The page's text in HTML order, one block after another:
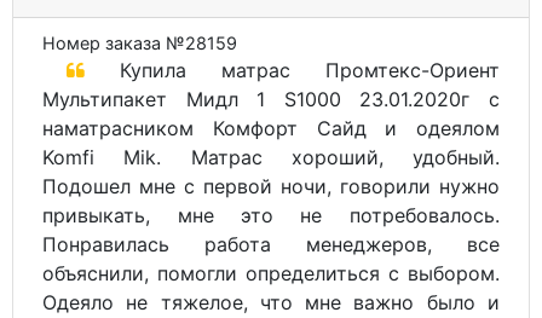
Номер заказа №28159
Купила матрас Промтекс-Ориент
Мультипакет Мидл 1 S1000 23.01.2020г с
наматрасником Комфорт Сайд и одеялом
Komfi Mik. Матрас хороший, удобный.
Подошел мне с первой ночи, говорили нужно
привыкать, мне это не потребовалось.
Понравилась работа менеджеров, все
объяснили, помогли определиться с выбором.
Одеяло не тяжелое, что мне важно было и